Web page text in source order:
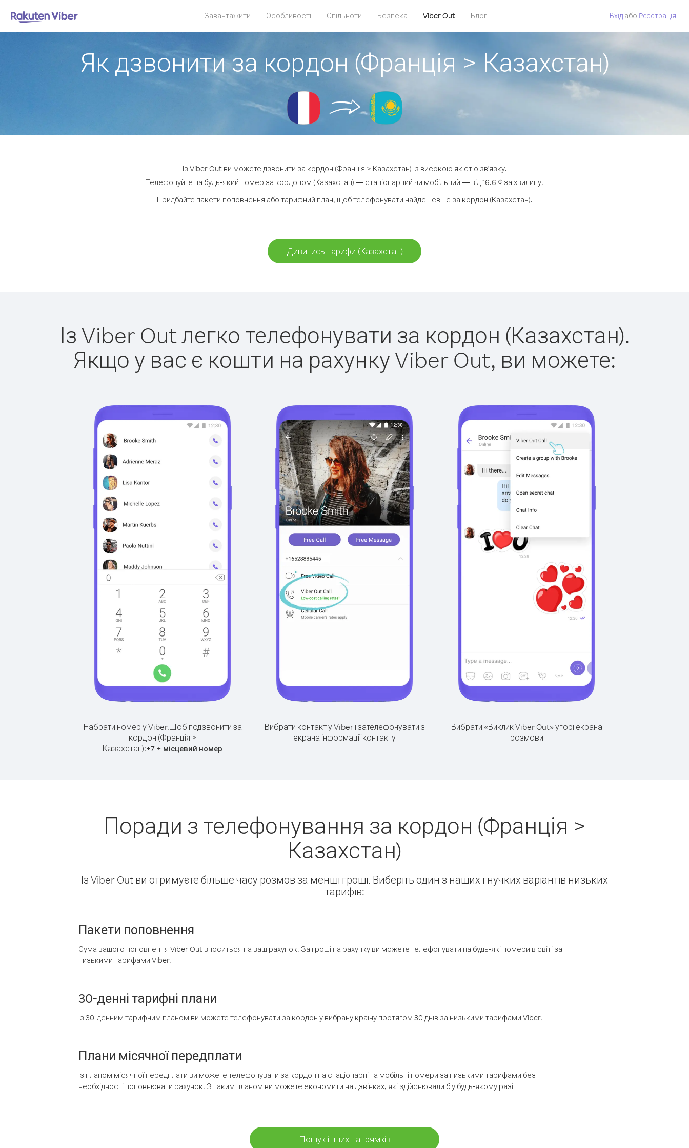
Завантажити Особливості Спільноти Безпека Viber Out Блог Вхід або Pеєстрація
Як дзвонити за кордон (Франція > Казахстан)
Із Viber Out ви можете дзвонити за кордон (Франція > Казахстан) із високою якістю зв'язку.
Телефонуйте на будь-який номер за кордоном (Казахстан) — стаціонарний чи мобільний — від 16.6 ¢ за хвилину.
Придбайте пакети поповнення або тарифний план, щоб телефонувати найдешевше за кордон (Казахстан).
Дивитись тарифи (Казахстан)
Із Viber Out легко телефонувати за кордон (Казахстан).
Якщо у вас є кошти на рахунку Viber Out, ви можете:
Набрати номер у Viber.Щоб подзвонити за
кордон (Франція >
Казахстан):+7 + місцевий номер
Вибрати контакт у Viber і зателефонувати з
екрана інформації контакту
Вибрати «Виклик Viber Out» угорі екрана
розмови
Поради з телефонування за кордон (Франція >
Казахстан)
Із Viber Out ви отримуєте більше часу розмов за менші гроші. Виберіть один з наших гнучких варіантів низьких
тарифів:
Пакети поповнення
Сума вашого поповнення Viber Out вноситься на ваш рахунок. За гроші на рахунку ви можете телефонувати на будь-які номери в світі за
низькими тарифами Viber.
30-денні тарифні плани
Із 30-денним тарифним планом ви можете телефонувати за кордон у вибрану країну протягом 30 днів за низькими тарифами Viber.
Плани місячної передплати
Із планом місячної передплати ви можете телефонувати за кордон на стаціонарні та мобільні номери за низькими тарифами без
необхідності поповнювати рахунок. З таким планом ви можете економити на дзвінках, які здійснювали б у будь-якому разі
Пошук інших напрямків